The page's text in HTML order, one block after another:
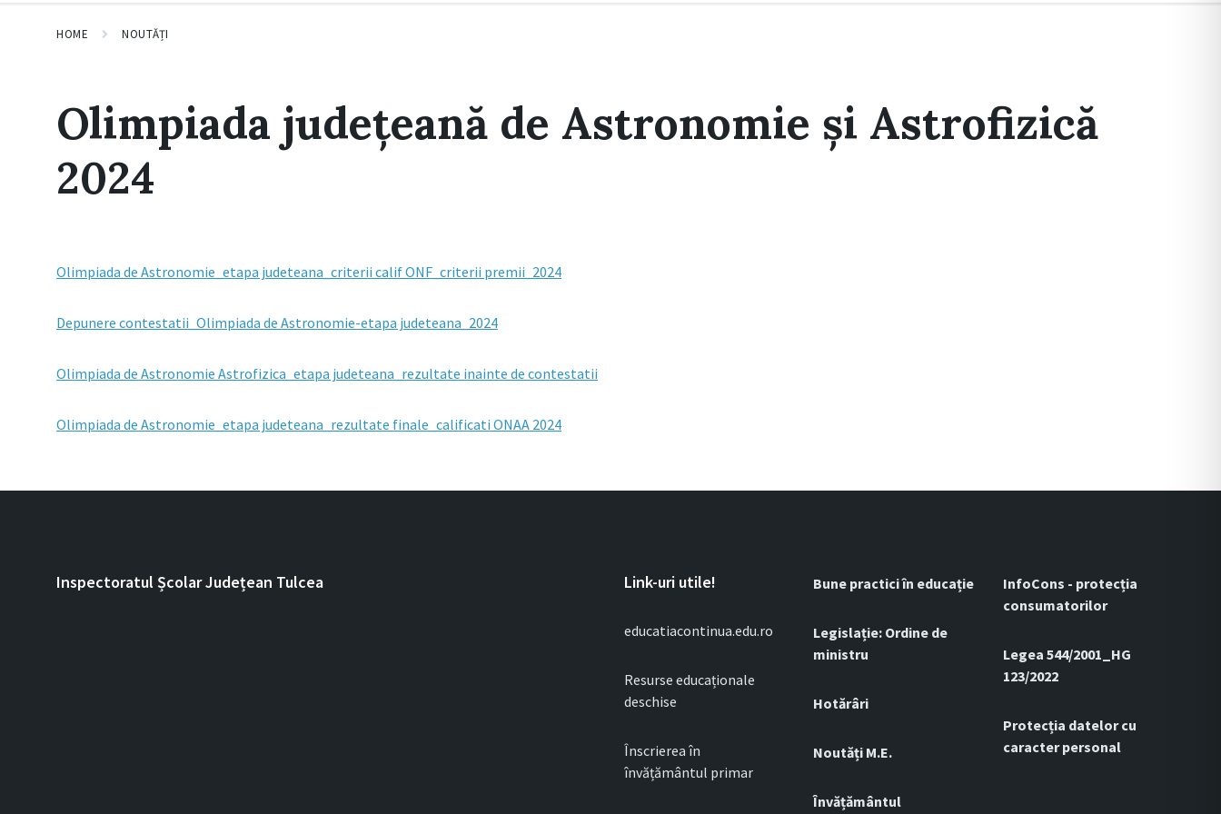
HOME NOUTĂȚI
Olimpiada județeană de Astronomie și Astrofizică
2024
Olimpiada de Astronomie_etapa judeteana_criterii calif ONF_criterii premii_2024
Depunere contestatii_Olimpiada de Astronomie-etapa judeteana_2024
Olimpiada de Astronomie Astrofizica_etapa judeteana_rezultate inainte de contestatii
Olimpiada de Astronomie_etapa judeteana_rezultate finale_calificati ONAA 2024
Inspectoratul Școlar Județean Tulcea Link-uri utile!
educatiacontinua.edu.ro
Resurse educaționale
deschise
Înscrierea în
învățământul primar
Bune practici în educație
Legislație: Ordine de
ministru
Hotărâri
Noutăți M.E.
Învățământul
InfoCons - protecția
consumatorilor
Legea 544/2001_HG
123/2022
Protecția datelor cu
caracter personal